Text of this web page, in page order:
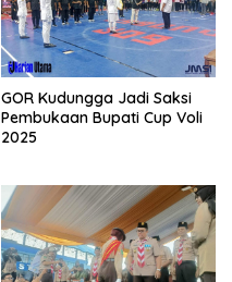
GOR Kudungga Jadi Saksi
Pembukaan Bupati Cup Voli
2025